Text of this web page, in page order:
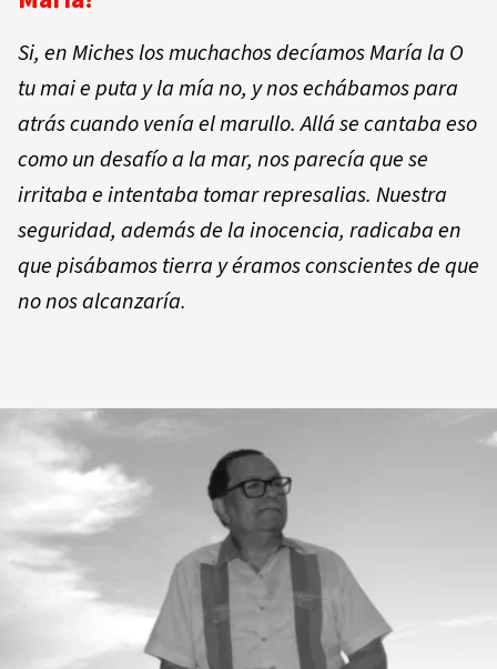
Si, en Miches los muchachos decíamosMaría la O
tu mai e puta y la mía no, y nos echábamos para
atrás cuando venía el marullo. Allá se cantaba eso
como un desafío a la mar, nos parecía que se
irritaba e intentaba tomar represalias. Nuestra
seguridad, además de la inocencia, radicaba en
que pisábamos tierra y éramos conscientes de que
no nos alcanzaría.